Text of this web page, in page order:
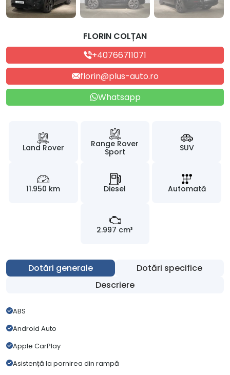
FLORIN COLȚAN
+40766711071
florin@plus-auto.ro
Whatsapp
Land Rover
Range Rover
Sport
SUV
11.950 km Diesel Automată
2.997 cm³
Dotări generale
Dotări specifice
Descriere
ABS
Android Auto
Apple CarPlay
Asistență la pornirea din rampă